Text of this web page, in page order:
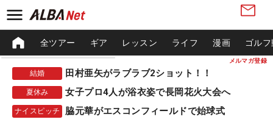
メルマガ登録
全ツアー ギア レッスン ライフ 漫画 ゴル
結婚 田村亜矢がラブラブ2ショット！！
夏休み 女子プロ4人が浴衣姿で長岡花火大会へ
ナイスピッチ 脇元華がエスコンフィールドで始球式